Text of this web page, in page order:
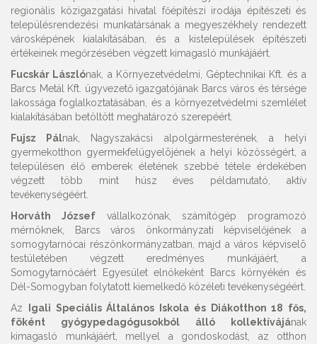
regionális közigazgatási hivatal főépítészi irodája építészeti és
településrendezési munkatársának a megyeszékhely rendezett
városképének kialakításában, és a kistelepülések építészeti
értékeinek megőrzésében végzett kimagasló munkájáért.
Fucskár Lászlónak, a Környezetvédelmi, Géptechnikai Kft. és a
Barcs Metál Kft. ügyvezető igazgatójának Barcs város és térsége
lakossága foglalkoztatásában, és a környezetvédelmi szemlélet
kialakításában betöltött meghatározó szerepéért.
Fujsz Pálnak, Nagyszakácsi alpolgármesterének, a helyi
gyermekotthon gyermekfelügyelõjének a helyi közösségért, a
településen élő emberek életének szebbé tétele érdekében
végzett több mint húsz éves példamutató, aktív
tevékenységéért.
Horváth Józsefvállalkozónak, számítógép programozó
mérnöknek, Barcs város önkormányzati képviselőjének a
somogytarnócai részönkormányzatban, majd a város képviselõ
testületében végzett eredményes munkájáért, a
Somogytarnócáért Egyesület elnökeként Barcs környékén és
Dél-Somogyban folytatott kiemelkedő közéleti tevékenységéért.
Az
Igali Speciális Általános Iskola és Diákotthon 18 fős,
fõként gyógypedagógusokból álló kollektívájának
kimagasló munkájáért, mellyel a gondoskodást, az otthon